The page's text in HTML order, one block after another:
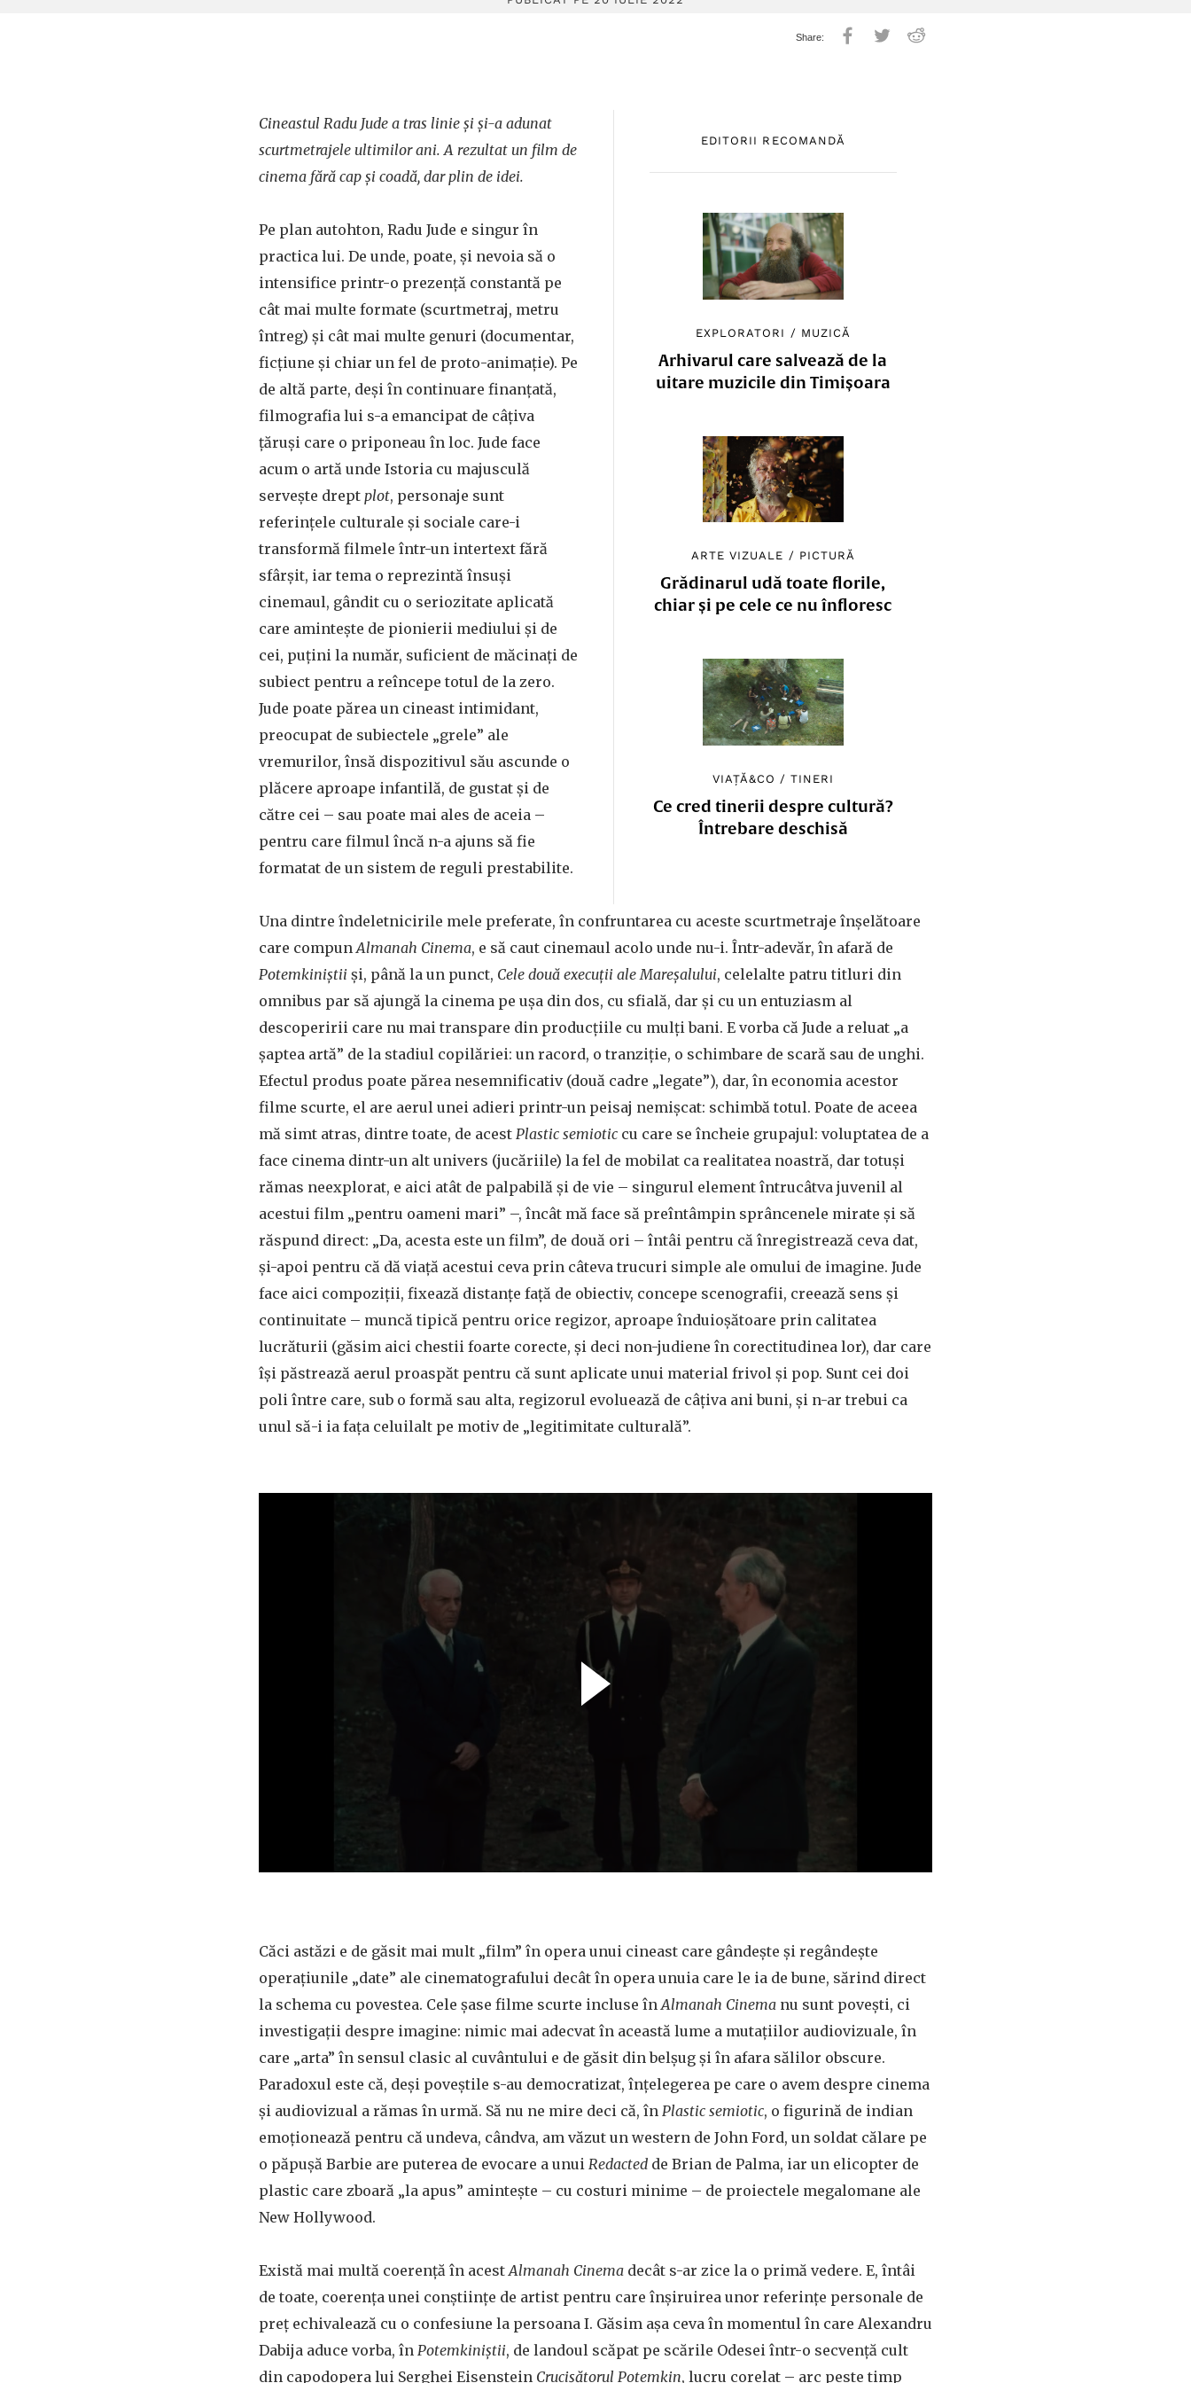
EDITORII RECOMANDĂ
EXPLORATORI / MUZICĂ
Arhivarul care salvează de la
uitare muzicile din Timișoara
ARTE VIZUALE / PICTURĂ
Grădinarul udă toate florile,
chiar și pe cele ce nu înfloresc
VIAȚĂ&CO /TINERI
Ce cred tinerii despre cultură?
Întrebare deschisă
Cineastul Radu Jude a tras linie și și-a adunat
scurtmetrajele ultimilor ani. A rezultat un film de
cinema fără cap și coadă, dar plin de idei.
Pe plan autohton, Radu Jude e singur în
practica lui. De unde, poate, și nevoia să o
intensifice printr-o prezență constantă pe
cât mai multe formate (scurtmetraj, metru
întreg) și cât mai multe genuri (documentar,
ficțiune și chiar un fel de proto-animație). Pe
de altă parte, deși în continuare finanțată,
filmografia lui s-a emancipat de câțiva
țăruși care o priponeau în loc. Jude face
acum o artă unde Istoria cu majusculă
servește drept plot, personaje sunt
referințele culturale și sociale care-i
transformă filmele într-un intertext fără
sfârșit, iar tema o reprezintă însuși
cinemaul, gândit cu o seriozitate aplicată
care amintește de pionierii mediului și de
cei, puțini la număr, suficient de măcinați de
subiect pentru a reîncepe totul de la zero.
Jude poate părea un cineast intimidant,
preocupat de subiectele „grele” ale
vremurilor, însă dispozitivul său ascunde o
plăcere aproape infantilă, de gustat și de
către cei – sau poate mai ales de aceia –
pentru care filmul încă n-a ajuns să fie
formatat de un sistem de reguli prestabilite.
Una dintre îndeletnicirile mele preferate, în confruntarea cu aceste scurtmetraje înșelătoare
care compunAlmanah Cinema, e să caut cinemaul acolo unde nu-i. Într-adevăr, în afară de
Potemkiniștii și, până la un punct, Cele două execuții ale Mareșalului, celelalte patru titluri din
omnibus par să ajungă la cinema pe ușa din dos, cu sfială, dar și cu un entuziasm al
descoperirii care nu mai transpare din producțiile cu mulți bani. E vorba că Jude a reluat „a
șaptea artă” de la stadiul copilăriei: un racord, o tranziție, o schimbare de scară sau de unghi.
Efectul produs poate părea nesemnificativ (două cadre „legate”), dar, în economia acestor
filme scurte, el are aerul unei adieri printr-un peisaj nemișcat: schimbă totul. Poate de aceea
mă simt atras, dintre toate, de acest Plastic semiotic cu care se încheie grupajul: voluptatea de a
face cinema dintr-un alt univers (jucăriile) la fel de mobilat ca realitatea noastră, dar totuși
rămas neexplorat, e aici atât de palpabilă și de vie – singurul element întrucâtva juvenil al
acestui film „pentru oameni mari” –, încât mă face să preîntâmpin sprâncenele mirate și să
răspund direct: „Da, acesta este un film”, de două ori – întâi pentru că înregistrează ceva dat,
și-apoi pentru că dă viață acestui ceva prin câteva trucuri simple ale omului de imagine. Jude
face aici compoziții, fixează distanțe față de obiectiv, concepe scenografii, creează sens și
continuitate – muncă tipică pentru orice regizor, aproape înduioșătoare prin calitatea
lucrăturii (găsim aici chestii foarte corecte, și deci non-judiene în corectitudinea lor), dar care
își păstrează aerul proaspăt pentru că sunt aplicate unui material frivol și pop. Sunt cei doi
poli între care, sub o formă sau alta, regizorul evoluează de câțiva ani buni, și n-ar trebui ca
unul să-i ia fața celuilalt pe motiv de „legitimitate culturală”.
Căci astăzi e de găsit mai mult „film” în opera unui cineast care gândește și regândește
operațiunile „date” ale cinematografului decât în opera unuia care le ia de bune, sărind direct
la schema cu povestea. Cele șase filme scurte incluse în Almanah Cinema nu sunt povești, ci
investigații despre imagine: nimic mai adecvat în această lume a mutațiilor audiovizuale, în
care „arta” în sensul clasic al cuvântului e de găsit din belșug și în afara sălilor obscure.
Paradoxul este că, deși poveștile s-au democratizat, înțelegerea pe care o avem despre cinema
și audiovizual a rămas în urmă. Să nu ne mire deci că, în Plastic semiotic, o figurină de indian
emoționează pentru că undeva, cândva, am văzut un western de John Ford, un soldat călare pe
o păpușă Barbie are puterea de evocare a unui Redacted de Brian de Palma, iar un elicopter de
plastic care zboară „la apus” amintește – cu costuri minime – de proiectele megalomane ale
New Hollywood.
Există mai multă coerență în acest Almanah Cinema decât s-ar zice la o primă vedere. E, întâi
de toate, coerența unei conștiințe de artist pentru care înșiruirea unor referințe personale de
preț echivalează cu o confesiune la persoana I. Găsim așa ceva în momentul în care Alexandru
Dabija aduce vorba, în Potemkiniștii, de landoul scăpat pe scările Odesei într-o secvență cult
din capodopera lui Serghei Eisenstein Crucișătorul Potemkin, lucru corelat – arc peste timp